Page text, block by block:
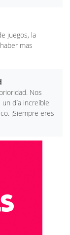
juegos, la
mas
Nos
día increíble
¡Siempre eres